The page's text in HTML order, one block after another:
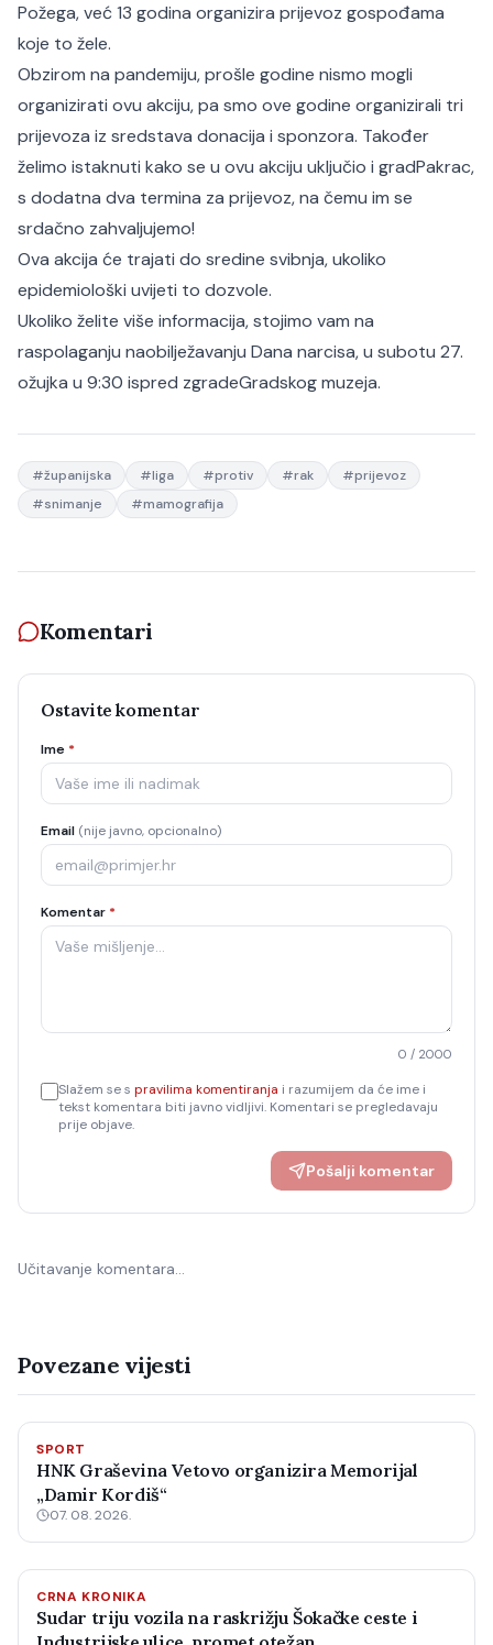
Požega, već 13 godina organizira prijevoz gospođama
koje to žele.
Obzirom na pandemiju, prošle godine nismo mogli
organizirati ovu akciju, pa smo ove godine organizirali tri
prijevoza iz sredstava donacija i sponzora. Također
želimo istaknuti kako se u ovu akciju uključio i gradPakrac,
s dodatna dva termina za prijevoz, na čemu im se
srdačno zahvaljujemo!
Ova akcija će trajati do sredine svibnja, ukoliko
epidemiološki uvijeti to dozvole.
Ukoliko želite više informacija, stojimo vam na
raspolaganju naobilježavanju Dana narcisa, u subotu 27.
ožujka u 9:30 ispred zgradeGradskog muzeja.
#županijska #liga #protiv #rak #prijevoz
#snimanje #mamografija
Komentari
Ostavite komentar
Ime *
Email (nije javno, opcionalno)
Komentar *
0 / 2000
Slažem se s pravilima komentiranja i razumijem da će ime i
tekst komentara biti javno vidljivi. Komentari se pregledavaju
prije objave.
Pošalji komentar
Učitavanje komentara…
Povezane vijesti
SPORT
HNK Graševina Vetovo organizira Memorijal
„Damir Kordiš“
07. 08. 2026.
CRNA KRONIKA
Sudar triju vozila na raskrižju Šokačke ceste i